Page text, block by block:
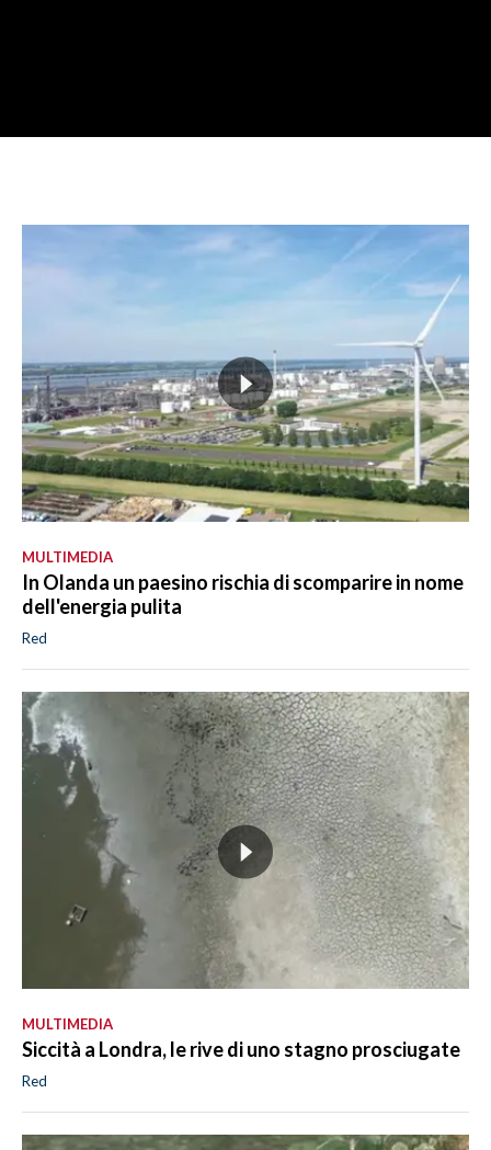
MULTIMEDIA
In Olanda un paesino rischia di scomparire in nome
dell'energia pulita
Red
MULTIMEDIA
Siccità a Londra, le rive di uno stagno prosciugate
Red